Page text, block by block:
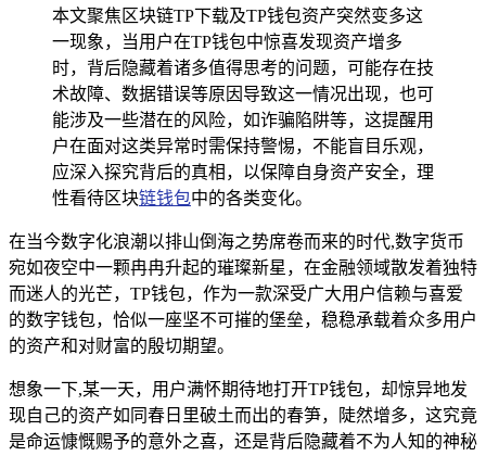
本文聚焦区块链TP下载及TP钱包资产突然变多这
一现象，当用户在TP钱包中惊喜发现资产增多
时，背后隐藏着诸多值得思考的问题，可能存在技
术故障、数据错误等原因导致这一情况出现，也可
能涉及一些潜在的风险，如诈骗陷阱等，这提醒用
户在面对这类异常时需保持警惕，不能盲目乐观，
应深入探究背后的真相，以保障自身资产安全，理
性看待区块链钱包中的各类变化。
在当今数字化浪潮以排山倒海之势席卷而来的时代,数字货币
宛如夜空中一颗冉冉升起的璀璨新星，在金融领域散发着独特
而迷人的光芒，TP钱包，作为一款深受广大用户信赖与喜爱
的数字钱包，恰似一座坚不可摧的堡垒，稳稳承载着众多用户
的资产和对财富的殷切期望。
想象一下,某一天，用户满怀期待地打开TP钱包，却惊异地发
现自己的资产如同春日里破土而出的春笋，陡然增多，这究竟
是命运慷慨赐予的意外之喜，还是背后隐藏着不为人知的神秘